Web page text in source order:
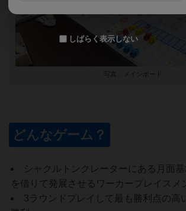
写真：メインボード
どんなゲーム？
シャクルトンクレーターにある月面
を借りて発展させるワーカープレイスメ
3ラウンドプレイして最も勝利点の高
しばらく表示しない